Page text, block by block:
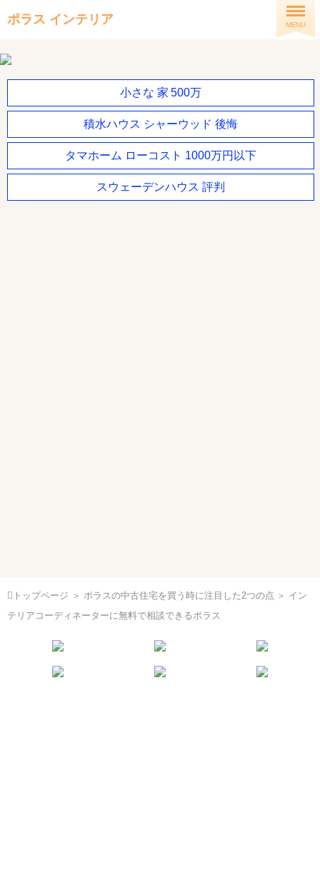
ポラス インテリア MENU
小さな 家 500万
積水ハウス シャーウッド 後悔
タマホーム ローコスト 1000万円以下
スウェーデンハウス 評判
トップページ ＞ ポラスの中古住宅を買う時に注目した2つの点 ＞ イン
テリアコーディネーターに無料で相談できるポラス